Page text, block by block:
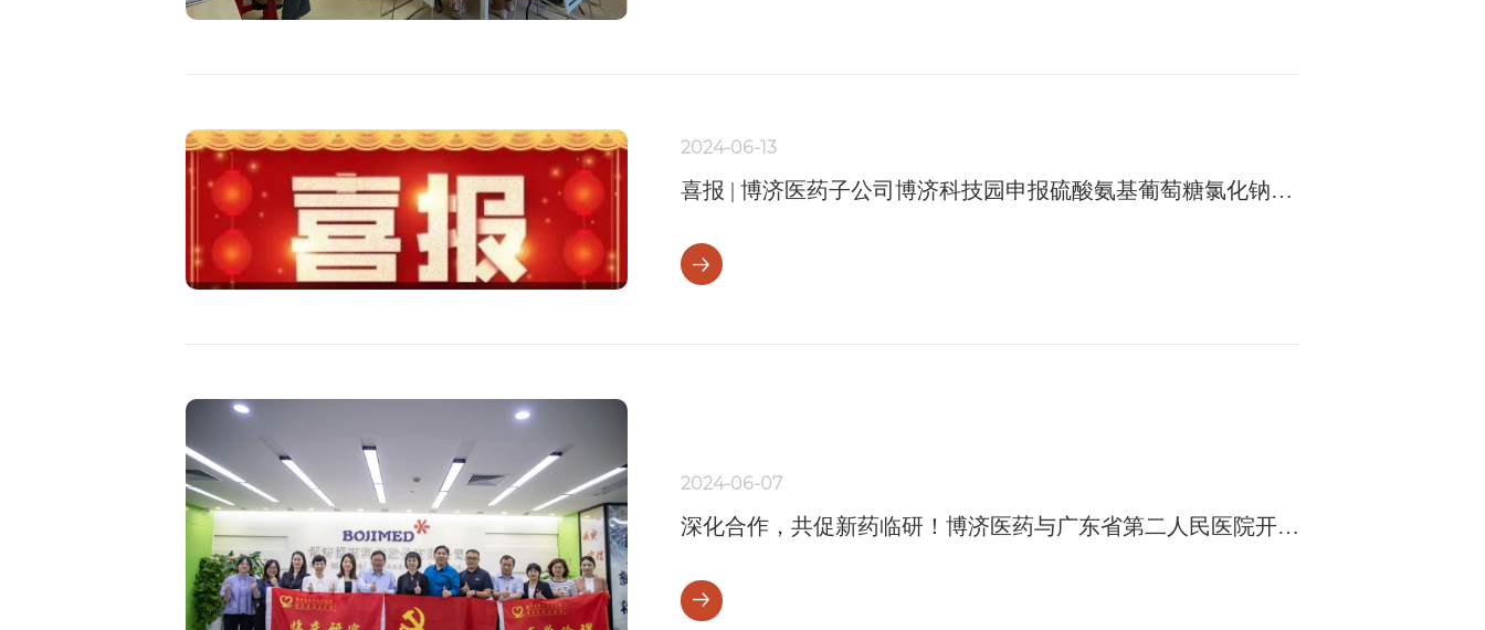
2024-06-13
喜报 | 博济医药子公司博济科技园申报硫酸氨基葡萄糖氯化钠复
2024-06-07
深化合作，共促新药临研！博济医药与广东省第二人民医院开展